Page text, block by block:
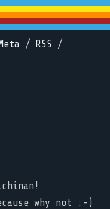
Meta / RSS /
why not :-)